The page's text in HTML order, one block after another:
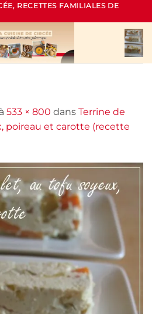
RECETTES FAMILIALES DE
à 533 × 800 dans Terrine de
poireau et carotte (recette